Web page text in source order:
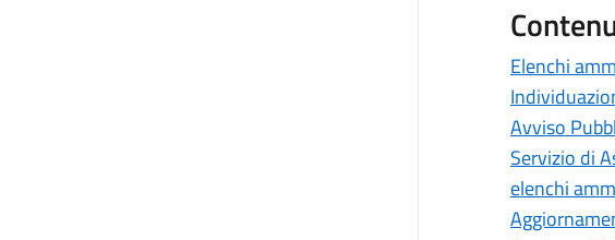
Elenchi
Avviso
Servizio di
elenchi